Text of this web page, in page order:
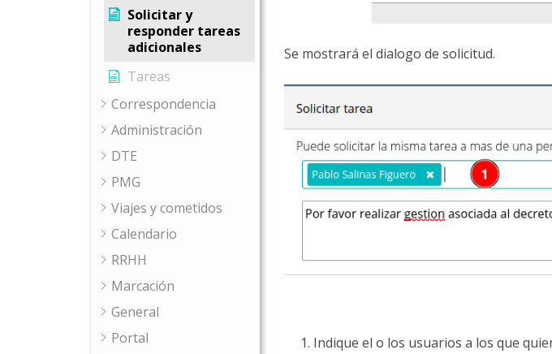
Solicitar y
responder tareas
adicionales
Tareas
Correspondencia
Administración
DTE
PMG
Viajes y cometidos
Calendario
RRHH
Marcación
General
Portal
Se mostrará el dialogo de solicitud.
Indique el o los usuarios a los que